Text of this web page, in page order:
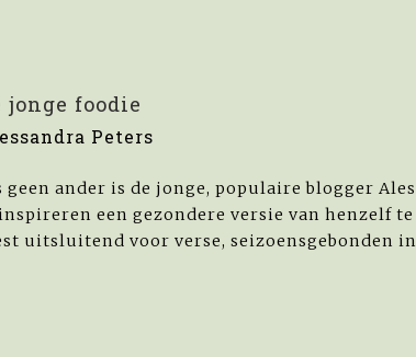
jonge foodie
Peters
geen ander is de jonge, populaire blogger
een gezondere versie van henzelf
uitsluitend voor verse, seizoensgebonden